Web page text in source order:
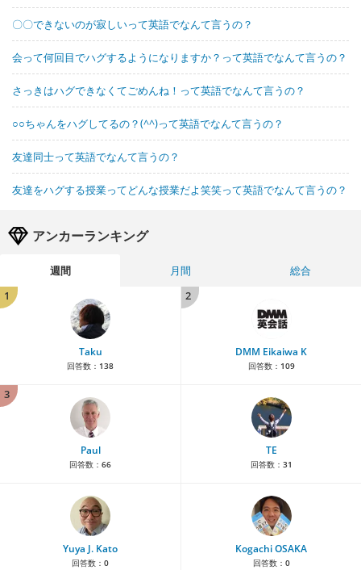
〇〇できないのが寂しいって英語でなんて言うの？
会って何回目でハグするようになりますか？って英語でなんて言うの？
さっきはハグできなくてごめんね！って英語でなんて言うの？
○○ちゃんをハグしてるの？(^^)って英語でなんて言うの？
友達同士って英語でなんて言うの？
友達をハグする授業ってどんな授業だよ笑笑って英語でなんて言うの？
アンカーランキング
週間 月間
総合
1
Taku
回答数： 138
2
DMM Eikaiwa K
回答数： 109
3
Paul
回答数： 66
TE
回答数： 31
Yuya J. Kato
回答数： 0
Kogachi OSAKA
回答数： 0